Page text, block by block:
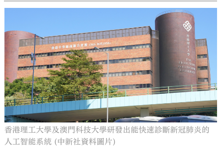
大公文匯
香港理工大學及澳門科技大學研發出能快速診斷新冠肺炎的
人工智能系統 (中新社資料圖片)